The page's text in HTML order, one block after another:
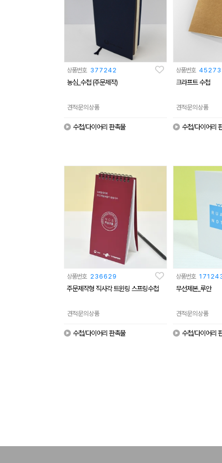
상품번호 377242
농심_수첩 (주문제작)
견적문의상품
수첩/다이어리 판촉물
상품번호
크라프트 수첩
견적문의상품
수첩/다이어리
상품번호 236629
주문제작형 직사각 트윈링 스프링수첩
견적문의상품
수첩/다이어리 판촉물
상품번호
무선제본_루안
견적문의상품
수첩/다이어리